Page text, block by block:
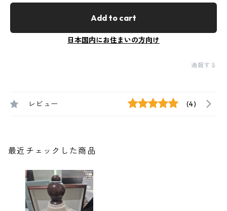
Add to cart
日本国内にお住まいの方向け
通報する
レビュー (4)
最近チェックした商品